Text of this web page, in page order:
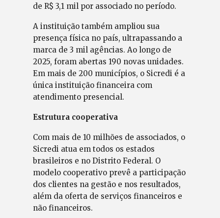
de R$ 3,1 mil por associado no período.
A instituição também ampliou sua
presença física no país, ultrapassando a
marca de 3 mil agências. Ao longo de
2025, foram abertas 190 novas unidades.
Em mais de 200 municípios, o Sicredi é a
única instituição financeira com
atendimento presencial.
Estrutura cooperativa
Com mais de 10 milhões de associados, o
Sicredi atua em todos os estados
brasileiros e no Distrito Federal. O
modelo cooperativo prevê a participação
dos clientes na gestão e nos resultados,
além da oferta de serviços financeiros e
não financeiros.